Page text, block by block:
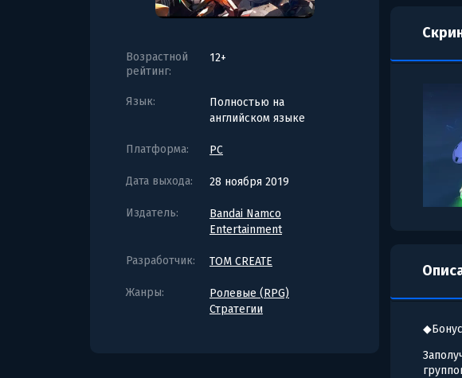
Возрастной
рейтинг:
12+
Язык:
Полностью на
английском языке
Платформа: PC
Дата выхода: 28 ноября 2019
Издатель:
Bandai Namco
Entertainment
Разработчик: TOM CREATE
Жанры:
Ролевые (RPG)
Стратегии